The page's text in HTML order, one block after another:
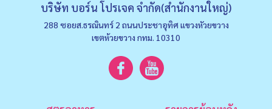
บริษัท บอร์น โปรเจค จำกัด(สำนักงานใหญ่)
288 ซอยส.ธรณินทร์ 2 ถนนประชาอุทิศ แขวงหัวยขวาง
เขตห้วยขวาง กทม. 10310